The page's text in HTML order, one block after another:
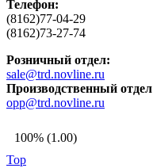
Телефон:
(8162)77-04-29
(8162)73-27-74
Розничный отдел:
sale@trd.novline.ru
Производственный отдел
opp@trd.novline.ru
100% (1.00)
Top